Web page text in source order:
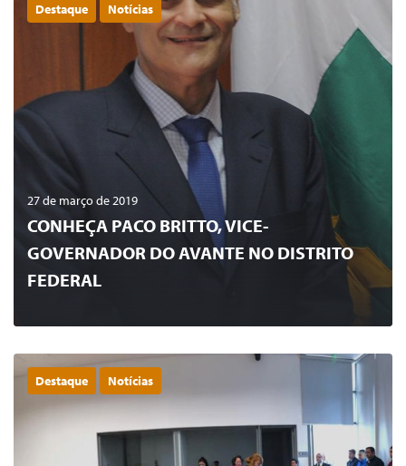
Destaque Notícias
27 de março de 2019
CONHEÇA PACO BRITTO, VICE-
GOVERNADOR DO AVANTE NO DISTRITO
FEDERAL
Destaque Notícias